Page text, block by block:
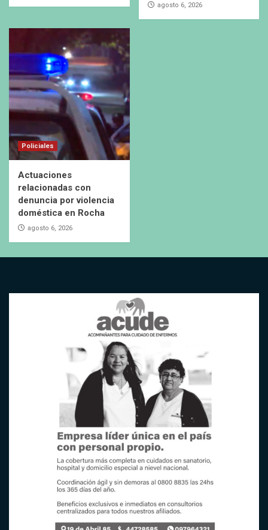
agosto 6, 2026
Policiales
Actuaciones
relacionadas con
denuncia por violencia
doméstica en Rocha
agosto 6, 2026